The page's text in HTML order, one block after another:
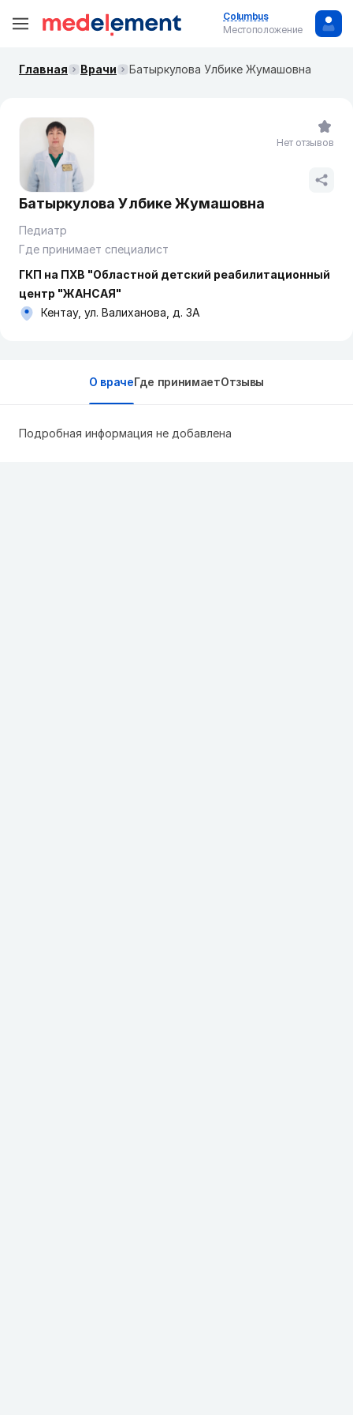
Columbus
Местоположение
Главная Врачи Батыркулова Улбике Жумашовна
Батыркулова Улбике Жумашовна
Педиатр
Где принимает специалист
ГКП на ПХВ "Областной детский реабилитационный
центр "ЖАНСАЯ"
Кентау, ул. Валиханова, д. 3А
Нет отзывов
О врачеГде принимаетОтзывы
Подробная информация не добавлена